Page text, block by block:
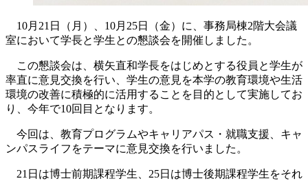
10月21日（月）、10月25日（金）に、事務局棟2階大会議
室において学長と学生との懇談会を開催しました。
この懇談会は、横矢直和学長をはじめとする役員と学生が
率直に意見交換を行い、学生の意見を本学の教育環境や生活
環境の改善に積極的に活用することを目的として実施してお
り、今年で10回目となります。
今回は、教育プログラムやキャリアパス・就職支援、キャ
ンパスライフをテーマに意見交換を行いました。
21日は博士前期課程学生、25日は博士後期課程学生をそれ